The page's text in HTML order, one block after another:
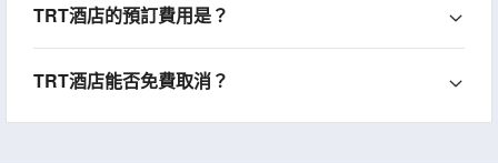
TRT酒店的預訂費用是？
TRT酒店能否免費取消？